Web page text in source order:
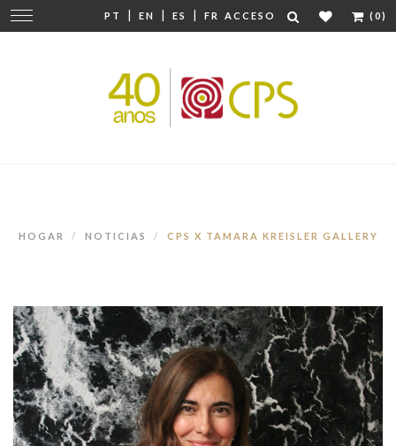
PT | EN | ES | FR ACCESO (0)
Cambiar
navegación
HOGAR NOTICIAS CPS X TAMARA KREISLER GALLERY